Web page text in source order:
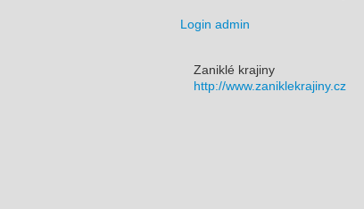
Login admin
Zaniklé krajiny
http://www.zaniklekrajiny.cz